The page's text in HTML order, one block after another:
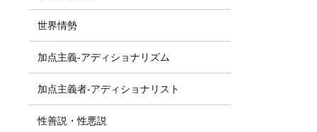
世界情勢
加点主義-アディショナリズム
加点主義者-アディショナリスト
性善説・性悪説